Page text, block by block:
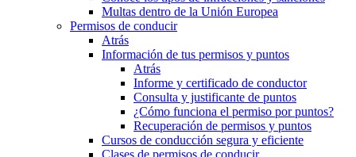
Multas dentro de la Unión Europea
Permisos de conducir
Atrás
Información de tus permisos y puntos
Atrás
Informe y certificado de conductor
Consulta y justificante de puntos
¿Cómo funciona el permiso por puntos?
Recuperación de permisos y puntos
Cursos de conducción segura y eficiente